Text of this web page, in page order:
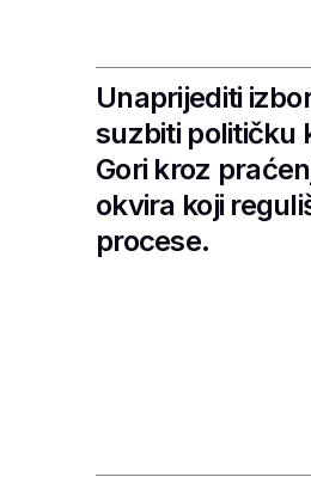
Unaprijediti
suzbiti političku
Gori kroz
okvira koji
procese.